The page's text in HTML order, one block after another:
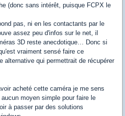
(donc sans intérêt, puisque FCPX le
pas, ni en les contactants par le
assez peu d'infos sur le net, il
3D reste anecdotique… Donc si
vraiment sensé faire ce
alternative qui permettrait de récupérer
acheté cette caméra je me sens
moyen simple pour faire le
à passer par des solutions